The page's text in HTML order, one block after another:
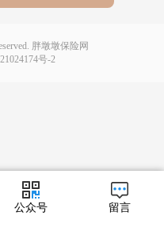
公众号 留言
胖墩墩保险网
号-2